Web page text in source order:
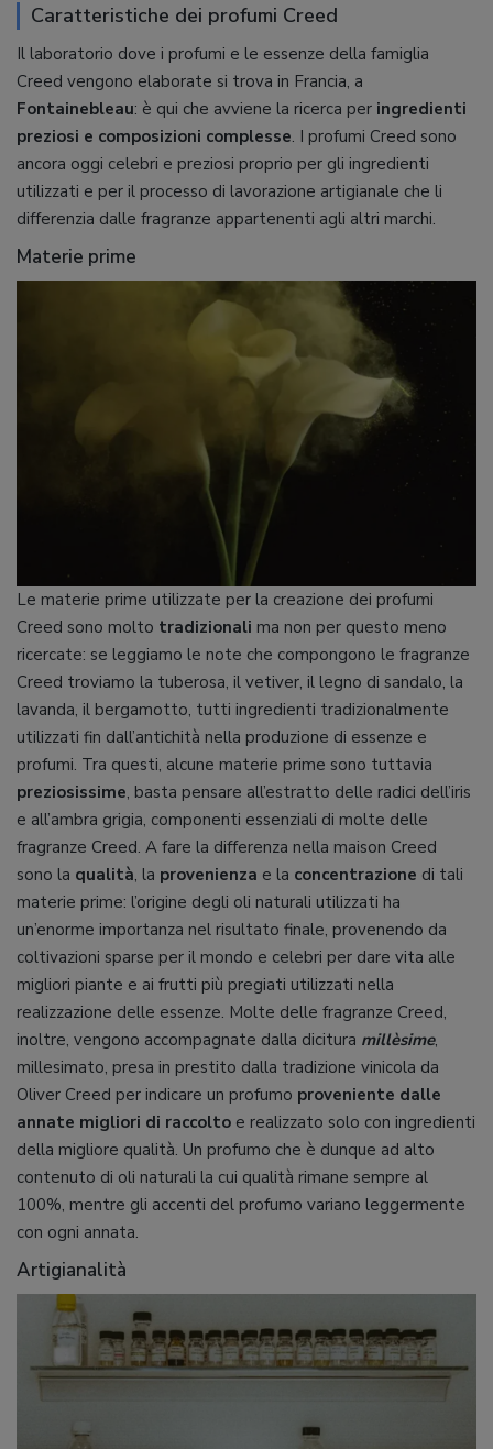
Caratteristiche dei profumi Creed
Il laboratorio dove i profumi e le essenze della famiglia
Creed vengono elaborate si trova in Francia, a
Fontainebleau: è qui che avviene la ricerca per ingredienti
preziosi e composizioni complesse. I profumi Creed sono
ancora oggi celebri e preziosi proprio per gli ingredienti
utilizzati e per il processo di lavorazione artigianale che li
differenzia dalle fragranze appartenenti agli altri marchi.
Materie prime
Le materie prime utilizzate per la creazione dei profumi
Creed sono molto tradizionali ma non per questo meno
ricercate: se leggiamo le note che compongono le fragranze
Creed troviamo la tuberosa, il vetiver, il legno di sandalo, la
lavanda, il bergamotto, tutti ingredienti tradizionalmente
utilizzati fin dall’antichità nella produzione di essenze e
profumi. Tra questi, alcune materie prime sono tuttavia
preziosissime, basta pensare all’estratto delle radici dell’iris
e all’ambra grigia, componenti essenziali di molte delle
fragranze Creed. A fare la differenza nella maison Creed
sono la qualità, la provenienza e la concentrazione di tali
materie prime: l’origine degli oli naturali utilizzati ha
un’enorme importanza nel risultato finale, provenendo da
coltivazioni sparse per il mondo e celebri per dare vita alle
migliori piante e ai frutti più pregiati utilizzati nella
realizzazione delle essenze. Molte delle fragranze Creed,
inoltre, vengono accompagnate dalla dicitura millèsime,
millesimato, presa in prestito dalla tradizione vinicola da
Oliver Creed per indicare un profumo proveniente dalle
annate migliori di raccolto e realizzato solo con ingredienti
della migliore qualità. Un profumo che è dunque ad alto
contenuto di oli naturali la cui qualità rimane sempre al
100%, mentre gli accenti del profumo variano leggermente
con ogni annata.
Artigianalità